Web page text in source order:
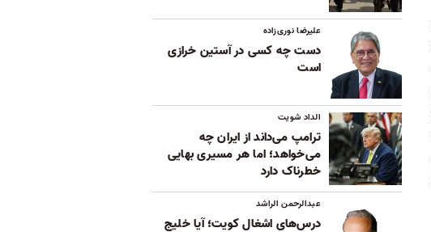
علیرضا نوری‌زاده
دست چه کسی در آستین خرازی
است
الداد شویت
ترامپ می‌داند از ایران چه
می‌خواهد؛ اما هر مسیری بهایی
خطرناک دارد
عبدالرحمن الراشد
درس‌های اشغال کویت؛ آیا خلیج